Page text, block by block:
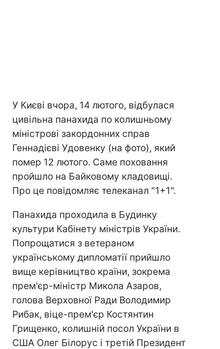
У Києві вчора, 14 лютого, відбулася
цивільна панахида по колишньому
міністрові закордонних справ
Геннадієві Удовенку (на фото), який
помер 12 лютого. Саме поховання
пройшло на Байковому кладовищі.
Про це повідомляє телеканал "1+1".
Панахида проходила в Будинку
культури Кабінету міністрів України.
Попрощатися з ветераном
українському дипломатії прийшло
вище керівництво країни, зокрема
прем'єр-міністр Микола Азаров,
голова Верховної Ради Володимир
Рибак, віце-прем'єр Костянтин
Грищенко, колишній посол України в
США Олег Білорус і третій Президент